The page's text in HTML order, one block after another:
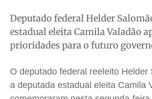
Segurança
Meio Ambiente
Saúde
Direitos
Segurança
Meio Ambiente
Saúde
Direitos
Segurança
Meio Ambiente
Saúde
Direitos
Segurança
Meio Ambiente
Saúde
Direitos
Deputado federal Helder
estadual eleita Camila Valadão
prioridades para o futuro
O deputado federal reeleito Helder
a deputada estadual eleita Camila